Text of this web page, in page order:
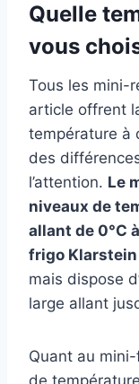
Quelle
vous
Tous les mini-
article offrent
température à
des
l’attention. Le
niveaux de
allant de 0°C
frigo
mais dispose
large allant
Quant au